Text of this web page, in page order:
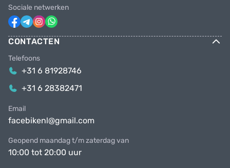
Sociale netwerken
CONTACTEN
Telefoons
+31 6 81928746
+31 6 28382471
Email
facebikenl@gmail.com
Geopend maandag t/m zaterdag van
10:00 tot 20:00 uur